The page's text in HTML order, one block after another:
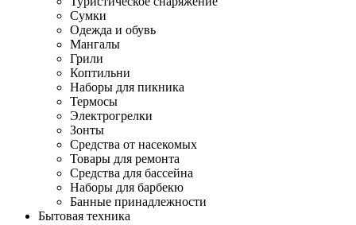
Сумки
Одежда и обувь
Мангалы
Грили
Коптильни
Наборы для пикника
Термосы
Электрогрелки
Зонты
Средства от насекомых
Товары для ремонта
Средства для бассейна
Наборы для барбекю
Банные принадлежности
Бытовая техника